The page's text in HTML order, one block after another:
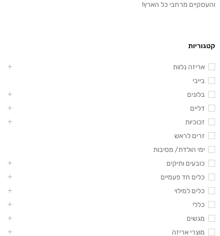
והעסקיים מרחבי כל הארץ!
קטגוריות
אריזה נלוות
בייבי
בלונים
דליים
זכוכיות
זרים לראש
ימי הולדת/ מסיבות
כובעים ותיקים
כלים חד פעמיים
כלים למילוי
כללי
מגשים
מוצרי אריזה